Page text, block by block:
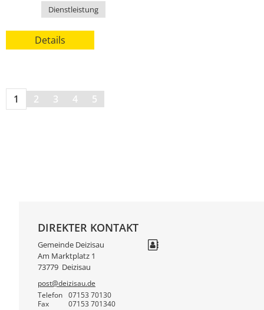
Dienstleistung
Details
1 2 3 4 5
DIREKTER KONTAKT
Gemeinde Deizisau
Am Marktplatz 1
73779 Deizisau
post@deizisau.de
Telefon
07153 70130
Fax 07153 701340